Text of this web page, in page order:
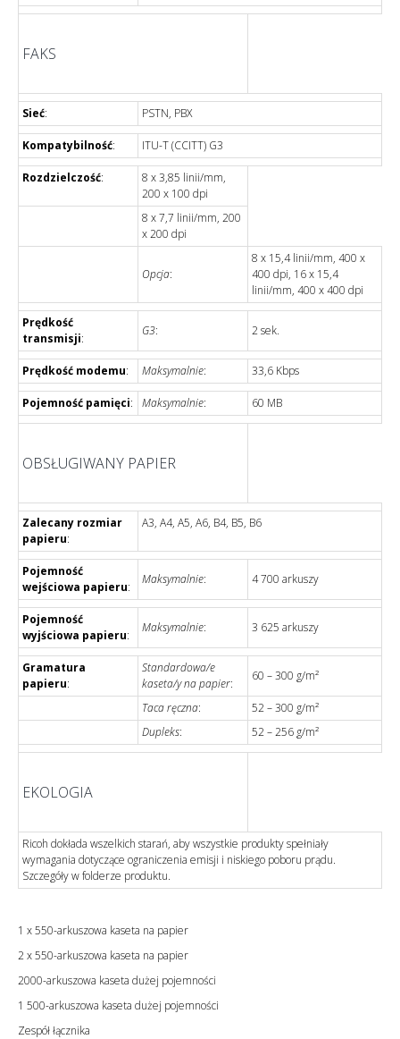
FAKS
Sieć: PSTN, PBX
Kompatybilność: ITU-T (CCITT) G3
Rozdzielczość:
8 x 3,85 linii/mm,
200 x 100 dpi
8 x 7,7 linii/mm, 200
x 200 dpi
Opcja:
8 x 15,4 linii/mm, 400 x
400 dpi, 16 x 15,4
linii/mm, 400 x 400 dpi
Prędkość
transmisji:
G3: 2 sek.
Prędkość modemu: Maksymalnie: 33,6 Kbps
Pojemność pamięci: Maksymalnie: 60 MB
OBSŁUGIWANY PAPIER
Zalecany rozmiar
papieru:
A3, A4, A5, A6, B4, B5, B6
Pojemność
wejściowa papieru:
Maksymalnie: 4 700 arkuszy
Pojemność
wyjściowa papieru:
Maksymalnie: 3 625 arkuszy
Gramatura
papieru:
Standardowa/e
kaseta/y na papier:
60 – 300 g/m²
Taca ręczna:
52 – 300 g/m²
Dupleks: 52 – 256 g/m²
EKOLOGIA
Ricoh dokłada wszelkich starań, aby wszystkie produkty spełniały
wymagania dotyczące ograniczenia emisji i niskiego poboru prądu.
Szczegóły w folderze produktu.
1 x 550-arkuszowa kaseta na papier
2 x 550-arkuszowa kaseta na papier
2000-arkuszowa kaseta dużej pojemności
1 500-arkuszowa kaseta dużej pojemności
Zespół łącznika